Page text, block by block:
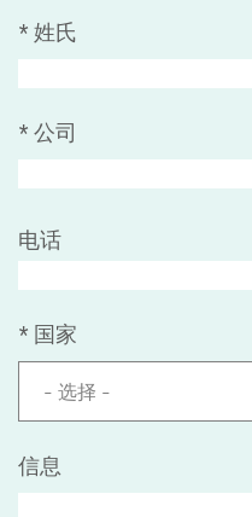
* 姓氏
* 公司
电话
* 国家
- 选择 -
信息